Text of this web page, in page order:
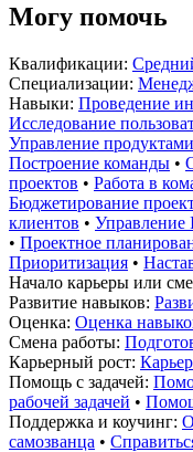
Могу помочь
Квалификации:
Специализации:
Навыки: Проведение
Исследование
Управление продуктами
Построение команды •
проектов • Работа в
Бюджетирование
клиентов • Управление
• Проектное
Приоритизация •
Начало карьеры или
Развитие навыков:
Оценка: Оценка
Смена работы:
Карьерный рост:
Помощь с задачей:
рабочей задачей •
Поддержка и коучинг:
самозванца •